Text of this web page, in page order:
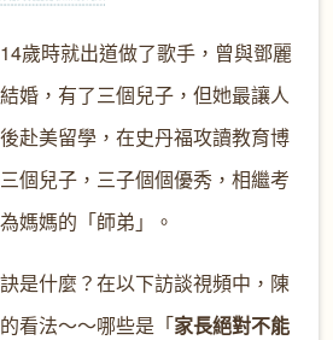
丫丫之選
關於我們
我們的故事
聯絡
丫丫夥伴 + 友情連接
購物
歲時就出道做了歌手，曾與鄧麗
婚，有了三個兒子，但她最讓人
赴美留學，在史丹福攻讀教育博
個兒子，三子個個優秀，相繼考
媽媽的「師弟」。
是什麼？在以下訪談視頻中，陳
看法～～哪些是「家長絕對不能